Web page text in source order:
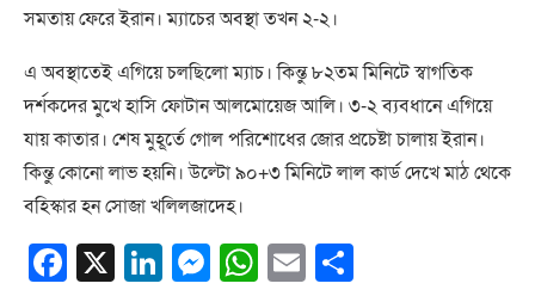
সমতায় ফেরে ইরান। ম্যাচের অবস্থা তখন ২-২।
এ অবস্থাতেই এগিয়ে চলছিলো ম্যাচ। কিন্তু ৮২তম মিনিটে স্বাগতিক
দর্শকদের মুখে হাসি ফোটান আলমোয়েজ আলি। ৩-২ ব্যবধানে এগিয়ে
যায় কাতার। শেষ মুহূর্তে গোল পরিশোধের জোর প্রচেষ্টা চালায় ইরান।
কিন্তু কোনো লাভ হয়নি। উল্টো ৯০+৩ মিনিটে লাল কার্ড দেখে মাঠ থেকে
বহিস্কার হন সোজা খলিলজাদেহ।
Facebook
X LinkedIn
Messenger
WhatsApp
Email